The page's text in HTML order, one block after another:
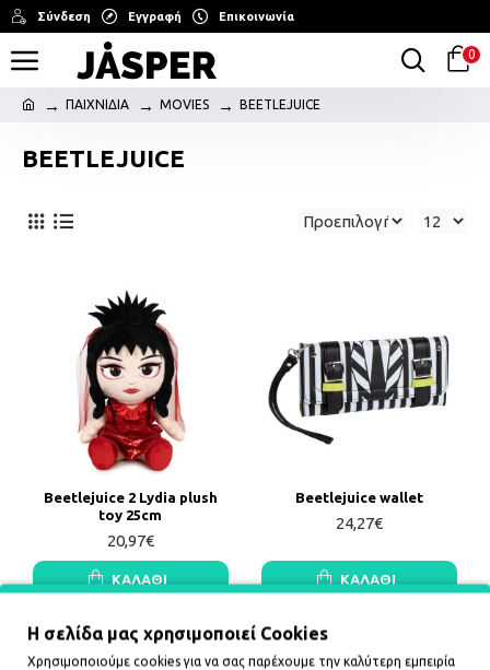
Σύνδεση Εγγραφή Επικοινωνία
0
ΠΑΙΧΝΙΔΙΑ MOVIES BEETLEJUICE
BEETLEJUICE
Beetlejuice 2 Lydia plush
toy 25cm
20,97€
ΚΑΛΆΘΙ
Beetlejuice wallet
24,27€
ΚΑΛΆΘΙ
ΔΕΝ ΥΠΑΡΧΟΥΝ ΠΕΡΙΣΣΟΤΕΡΑ ΠΡΟΪΟΝΤΑ
Η σελίδα μας χρησιμοποιεί Cookies
Χρησιμοποιούμε cookies για να σας παρέχουμε την καλύτερη εμπειρία